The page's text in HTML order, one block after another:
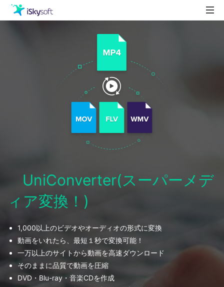
UniConverter(スーパーメデ
ィア変換！)
1,000以上のビデオやオーディオの形式に変換
動画をいれたら、最短１秒で変換可能！
一万以上のサイトから動画を高速ダウンロード
そのままに品質で動画を圧縮
DVD・Blu-ray・音楽CDを作成